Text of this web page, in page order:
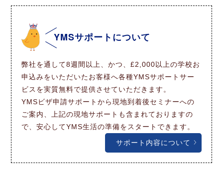
YMSサポートについて
弊社を通して8週間以上、かつ、£2,000以上の学校お
申込みをいただいたお客様へ各種YMSサポートサー
ビスを実質無料で提供させていただきます。
YMSビザ申請サポートから現地到着後セミナーへの
ご案内、上記の現地サポートも含まれておりますの
で、安心してYMS生活の準備をスタートできます。
サポート内容について